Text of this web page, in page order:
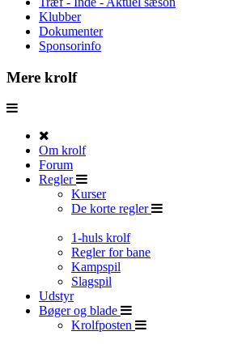
Klubber
Dokumenter
Sponsorinfo
Mere krolf
Om krolf
Forum
Regler
Kurser
De korte regler
1-huls krolf
Regler for bane
Kampspil
Slagspil
Udstyr
Bøger og blade
Krolfposten